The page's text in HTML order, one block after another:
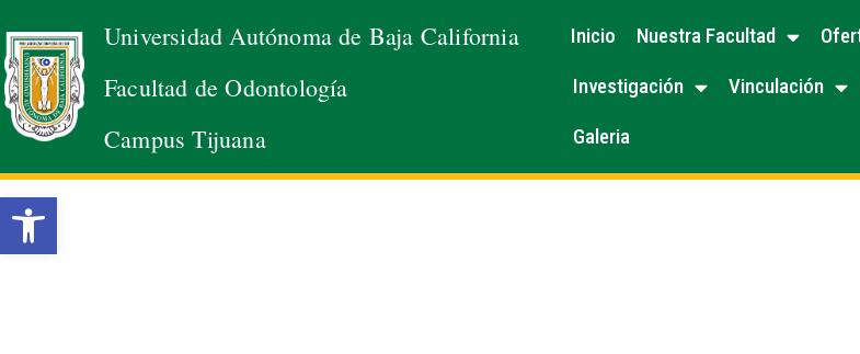
Abrir barra de herramientas
Saltar
al
contenido
Universidad Autónoma de Baja California
Facultad de Odontología
Campus Tijuana
Inicio Nuestra Facultad
Investigación
Vinculación
Galeria